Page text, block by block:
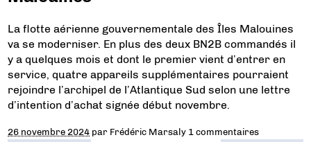
La flotte aérienne gouvernementale des Îles Malouines
va se moderniser. En plus des deux BN2B commandés il
y a quelques mois et dont le premier vient d’entrer en
service, quatre appareils supplémentaires pourraient
rejoindre l’archipel de l’Atlantique Sud selon une lettre
d’intention d’achat signée début novembre.
26 novembre 2024 par Frédéric Marsaly 1 commentaires